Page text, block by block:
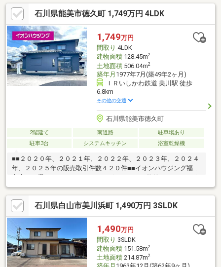
徒歩約2分◎アルビス寺井店まで徒歩約7分
石川県能美市徳久町 1,749万円 4LDK
1,749万円
間取り 4LDK
建物面積128.45m2
土地面積506.04m2
築年月 1977年7月(築49年2ヶ月)
ＩＲいしかわ鉄道 美川駅 徒歩
6.8km
その他の交通
石川県能美市徳久町
2階建て 南道路
駐車場あり
駐車3台
システムキッチン 浴室乾燥機
■■２０２０年、２０２１年、２０２２年、２０２３年、２０２４
年、２０２５年の販売取引件数４２０件■■イオンハウジング福井
イント～・ＬＤＫ２０帖以上の広々スペース♪・全居室収納付き
♪・対面キッチン♪・リフォーム住宅♪【周辺環境】・辰口中央小
学校 徒歩２４分・粟生中学校 徒歩２５分・ファミリーマー
ト 徒歩５分運営会社：株式会社住まいのＫＯＥＩイオンハウジ
ングの加盟店は全て独立自営です。担当：水木 洋TEL：090-
5643-8793
石川県白山市美川浜町 1,490万円 3SLDK
1,490万円
間取り 3SLDK
建物面積151.58m2
土地面積214.87m2